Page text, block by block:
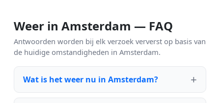
Weer in Amsterdam — FAQ
Antwoorden worden bij elk verzoek ververst op basis van
de huidige omstandigheden in Amsterdam.
Wat is het weer nu in Amsterdam?